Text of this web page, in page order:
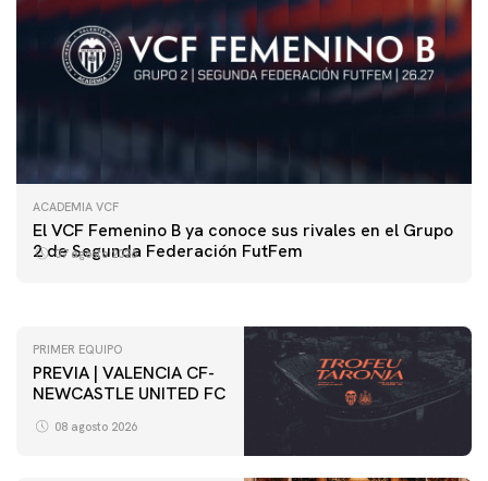
ACADEMIA VCF
El VCF Femenino B ya conoce sus rivales en el Grupo
2 de Segunda Federación FutFem
07 agosto 2026
PRIMER EQUIPO
ENTRENAMIENTO DEL VALENCIA CF 7/8/2026
PRIMER EQUIPO
PREVIA | VALENCIA CF-
NEWCASTLE UNITED FC
08 agosto 2026